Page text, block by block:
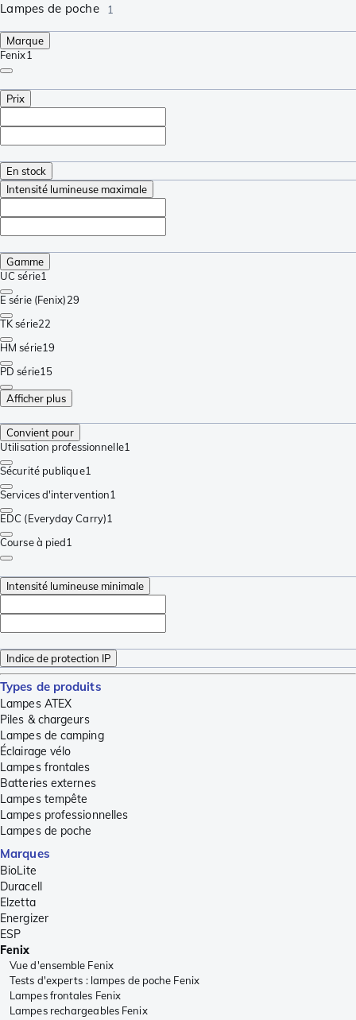
Lampes de poche 1
Marque
Fenix1
Prix
En stock
Intensité lumineuse maximale
Gamme
UC série1
E série (Fenix)29
TK série22
HM série19
PD série15
Afficher plus
Convient pour
Utilisation professionnelle1
Sécurité publique1
Services d'intervention1
EDC (Everyday Carry)1
Course à pied1
Intensité lumineuse minimale
Indice de protection IP
Types de produits
Lampes ATEX
Piles & chargeurs
Lampes de camping
Éclairage vélo
Lampes frontales
Batteries externes
Lampes tempête
Lampes professionnelles
Lampes de poche
Marques
BioLite
Duracell
Elzetta
Energizer
ESP
Fenix
Vue d'ensemble Fenix
Tests d'experts : lampes de poche Fenix
Lampes frontales Fenix
Lampes rechargeables Fenix